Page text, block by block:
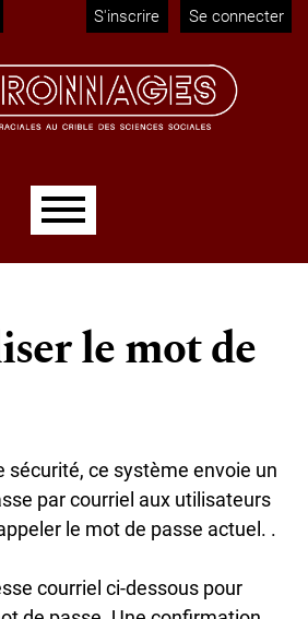
principal
principal
langue actuelle est :
S'inscrire Se connecter
le mot de
sécurité, ce système envoie un
par courriel aux utilisateurs
le mot de passe actuel. .
courriel ci-dessous pour